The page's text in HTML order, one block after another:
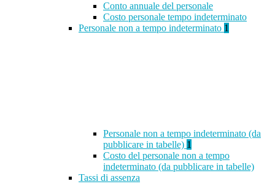
Conto annuale del personale
Costo personale tempo indeterminato
Personale non a tempo indeterminato 1
Personale non a tempo indeterminato (da
pubblicare in tabelle) 1
Costo del personale non a tempo
indeterminato (da pubblicare in tabelle)
Tassi di assenza